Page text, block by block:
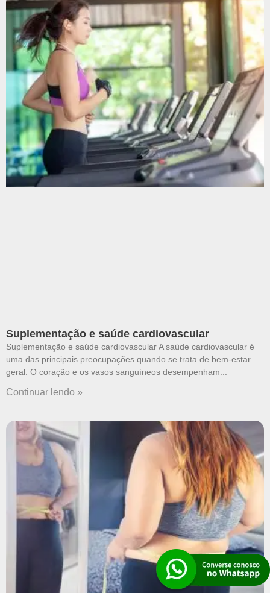
Suplementação e saúde cardiovascular
Suplementação e saúde cardiovascular A saúde cardiovascular é
uma das principais preocupações quando se trata de bem-estar
geral. O coração e os vasos sanguíneos desempenham
Continuar lendo »